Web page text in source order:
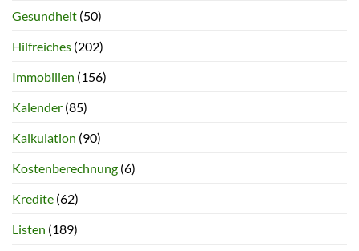
Gesundheit (50)
Hilfreiches (202)
Immobilien (156)
Kalender (85)
Kalkulation (90)
Kostenberechnung (6)
Kredite (62)
Listen (189)